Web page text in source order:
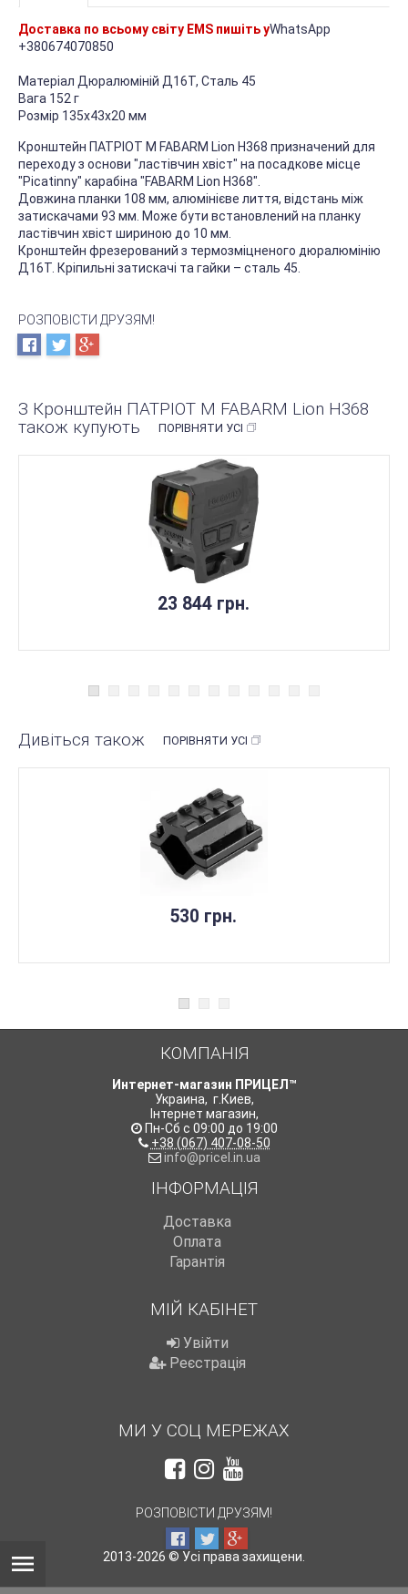
Доставка по всьому світу EMS пишіть уWhatsApp
+380674070850
Матеріал Дюралюміній Д16Т, Сталь 45
Вага 152 г
Розмір 135х43х20 мм
Кронштейн ПАТРІОТ М FABARM Lion H368 призначений для
переходу з основи "ластівчин хвіст" на посадкове місце
"Picatinny" карабіна "FABARM Lion H368".
Довжина планки 108 мм, алюмінієве лиття, відстань між
затискачами 93 мм. Може бути встановлений на планку
ластівчин хвіст шириною до 10 мм.
Кронштейн фрезерований з термозміцненого дюралюмінію
Д16Т. Кріпильні затискачі та гайки – сталь 45.
РОЗПОВІСТИ ДРУЗЯМ!
З Кронштейн ПАТРІОТ M FABARM Lion H368
також купують
ПОРІВНЯТИ УСІ
23 844 грн.
Дивіться також ПОРІВНЯТИ УСІ
530 грн.
КОМПАНІЯ
Интернет-магазин ПРИЦЕЛ™
Украина, г.Киев,
Інтернет магазин,
Пн-Сб с 09:00 до 19:00
+38 (067) 407-08-50
info@pricel.in.ua
ІНФОРМАЦІЯ
Доставка
Оплата
Гарантія
МІЙ КАБІНЕТ
Увійти
Реєстрація
МИ У СОЦ МЕРЕЖАХ
РОЗПОВІСТИ ДРУЗЯМ!
2013-2026 © Усі права захищени.